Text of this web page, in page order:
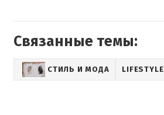
Связанные темы:
СТИЛЬ И МОДА LIFESTYLE